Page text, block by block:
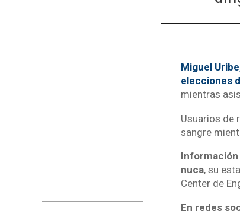
Miguel
elecciones
mientras
Usuarios de
sangre
Información
nuca, su
Center de
En redes